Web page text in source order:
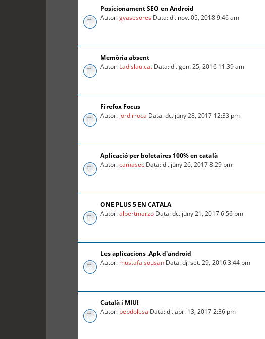
Posicionament SEO en Android
Autor:gvasesores Data: dl. nov. 05, 2018 9:46 am
Memòria absent
Autor: Ladislau.cat Data: dl. gen. 25, 2016 11:39 am
Firefox Focus
Autor: jordirroca Data: dc. juny 28, 2017 12:33 pm
Aplicació per boletaires 100% en català
Autor:camasec Data: dl. juny 26, 2017 8:29 pm
ONE PLUS 5 EN CATALA
Autor:albertmarzo Data: dc. juny 21, 2017 6:56 pm
Les aplicacions .Apk d'android
Autor: mustafa sousan Data: dj. set. 29, 2016 3:44 pm
Català i MIUI
Autor: pepdolesa Data: dj. abr. 13, 2017 2:36 pm